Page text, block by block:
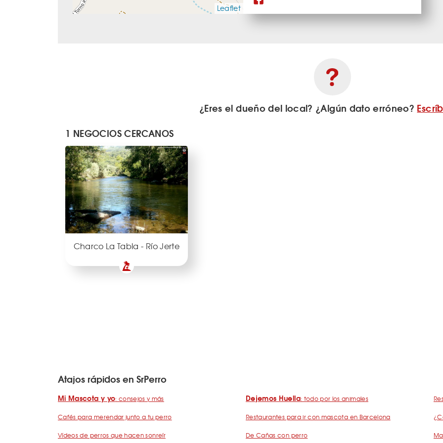
Leaflet
¿Eres el dueño del local? ¿Algún dato erróneo?
1 NEGOCIOS CERCANOS
Charco La Tabla - Río Jerte
Atajos rápidos en SrPerro
Mi Mascota y yo: consejos y más
Cafés para merendar junto a tu perro
Vídeos de perros que hacen sonreír
Dejemos Huella: todo por los animales
Restaurantes para ir con mascota en Barcelona
De Cañas con perro